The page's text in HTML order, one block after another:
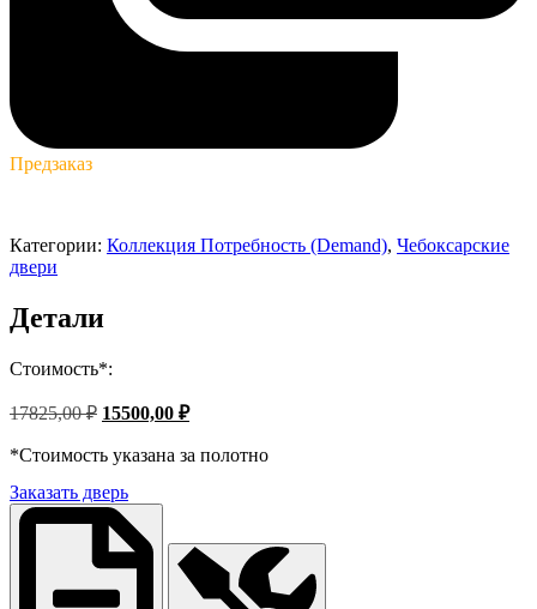
Предзаказ
Категории: Коллекция Потребность (Demand), Чебоксарские
двери
Детали
Стоимость*:
17825,00₽ Первоначальная
составляла
15500,00 ₽Текущая
15500,00 ₽.
*Стоимость указана за полотно
Заказать дверь